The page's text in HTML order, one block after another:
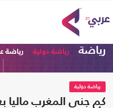
رياضة رياضة دولية رياضة
رياضة دولية
كم جنى المغرب ماليا